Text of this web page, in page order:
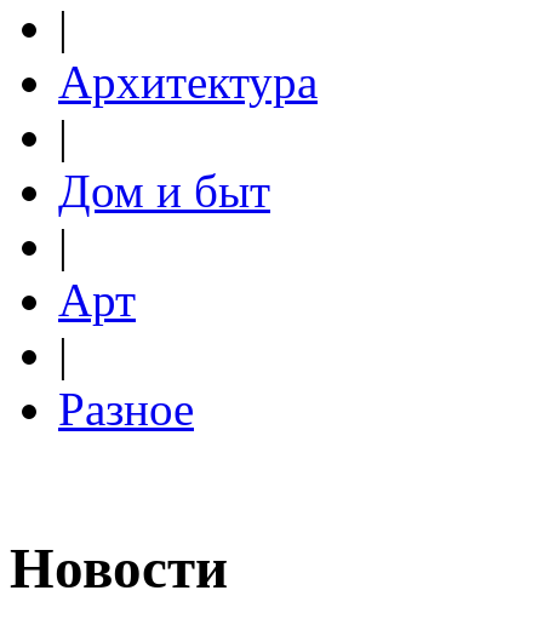
|
Архитектура
|
Дом и быт
|
Арт
|
Разное
Новости